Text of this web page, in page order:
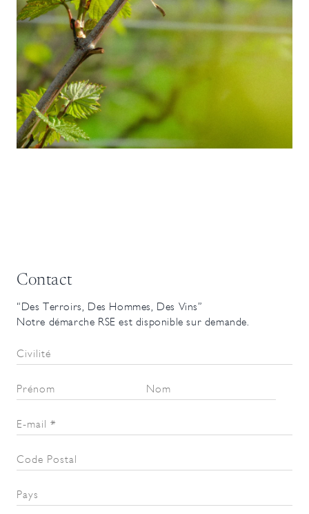
Contact
“Des Terroirs, Des Hommes, Des Vins”
Notre démarche RSE est disponible sur demande.
Civilité
Prénom Nom
E-mail *
Code Postal
Pays